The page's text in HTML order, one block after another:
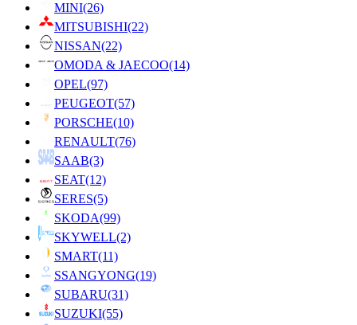
MINI(26)
MITSUBISHI(22)
NISSAN(22)
OMODA & JAECOO(14)
OPEL(97)
PEUGEOT(57)
PORSCHE(10)
RENAULT(76)
SAAB(3)
SEAT(12)
SERES(5)
SKODA(99)
SKYWELL(2)
SMART(11)
SSANGYONG(19)
SUBARU(31)
SUZUKI(55)